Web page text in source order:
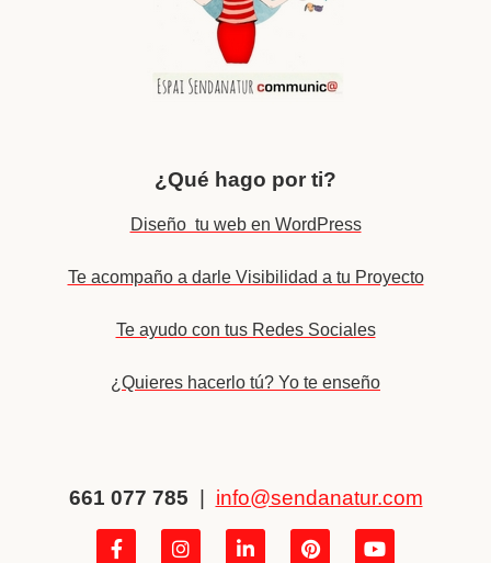
¿Qué hago por ti?
Diseño tu web en WordPress
Te acompaño a darle Visibilidad a tu Proyecto
Te ayudo con tus Redes Sociales
¿Quieres hacerlo tú? Yo te enseño
661 077 785 | info@sendanatur.com